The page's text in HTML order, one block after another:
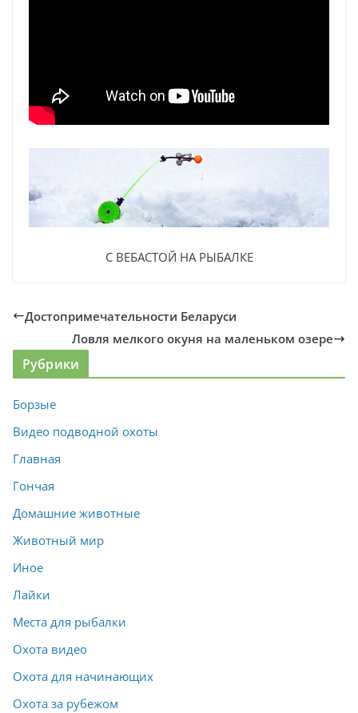
С ВЕБАСТОЙ НА РЫБАЛКЕ
Достопримечательности Беларуси
Ловля мелкого окуня на маленьком озере
Рубрики
Борзые
Видео подводной охоты
Главная
Гончая
Домашние животные
Животный мир
Иное
Лайки
Места для рыбалки
Охота видео
Охота для начинающих
Охота за рубежом